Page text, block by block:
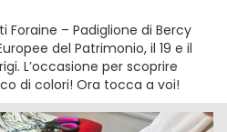
Foraine – Padiglione di Bercy
del Patrimonio, il 19 e il
L’occasione per scoprire
di colori! Ora tocca a voi!